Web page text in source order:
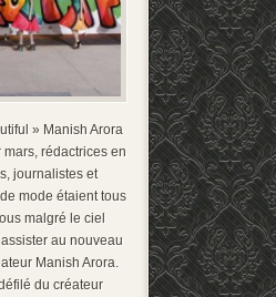
» Manish Arora
rédactrices en
journalistes et
mode étaient tous
malgré le ciel
au nouveau
Manish Arora.
du créateur